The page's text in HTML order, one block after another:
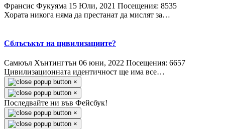
Франсис Фукуяма 15 Юли, 2021 Посещения: 8535
Хората никога няма да престанат да мислят за…
Сблъсъкът на цивилизациите?
Самюъл Хънтингтън 06 юни, 2022 Посещения: 6657
Цивилизационната идентичност ще има все…
×
×
Последвайте ни във Фейсбук!
×
×